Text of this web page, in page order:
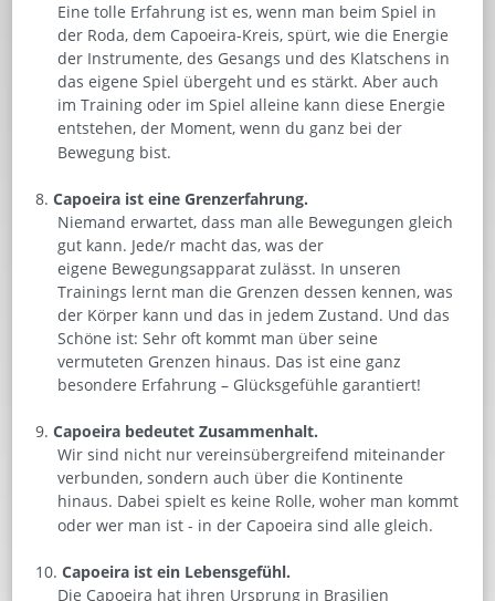
Eine tolle Erfahrung ist es, wenn man beim Spiel in
der Roda, dem Capoeira-Kreis, spürt, wie die Energie
der Instrumente, des Gesangs und des Klatschens in
das eigene Spiel übergeht und es stärkt. Aber auch
im Training oder im Spiel alleine kann diese Energie
entstehen, der Moment, wenn du ganz bei der
Bewegung bist.
Capoeira ist eine Grenzerfahrung.
Niemand erwartet, dass man alle Bewegungen gleich
gut kann. Jede/r macht das, was der
eigene Bewegungsapparat zulässt. In unseren
Trainings lernt man die Grenzen dessen kennen, was
der Körper kann und das in jedem Zustand. Und das
Schöne ist: Sehr oft kommt man über seine
vermuteten Grenzen hinaus. Das ist eine ganz
besondere Erfahrung – Glücksgefühle garantiert!
Capoeira bedeutet Zusammenhalt.
Wir sind nicht nur vereinsübergreifend miteinander
verbunden, sondern auch über die Kontinente
hinaus. Dabei spielt es keine Rolle, woher man kommt
oder wer man ist - in der Capoeira sind alle gleich.
Capoeira ist ein Lebensgefühl.
Die Capoeira hat ihren Ursprung in Brasilien